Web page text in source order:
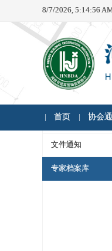
8/7/2026, 5:14:57
首页 协会
文件通知
专家档案库